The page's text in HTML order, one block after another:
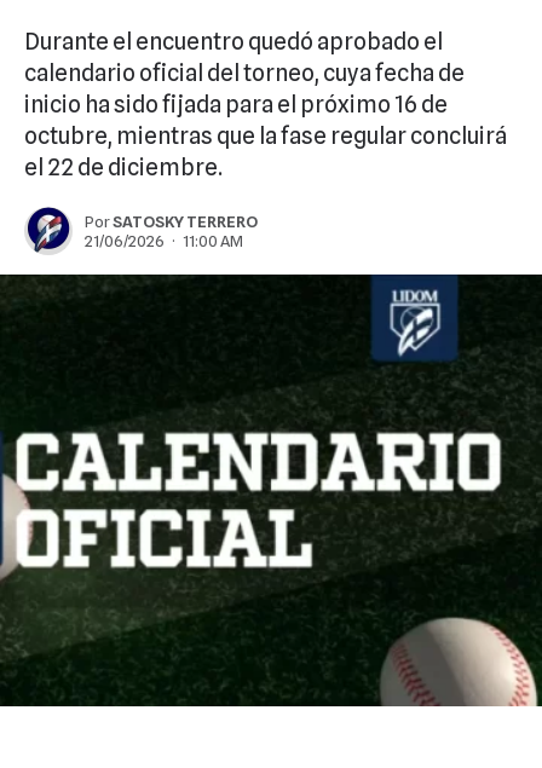
Durante el encuentro quedó aprobado el
calendario oficial del torneo, cuya fecha de
inicio ha sido fijada para el próximo 16 de
octubre, mientras que la fase regular concluirá
el 22 de diciembre.
PorSATOSKY TERRERO
21/06/2026 · 11:00 AM